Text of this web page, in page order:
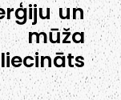
un